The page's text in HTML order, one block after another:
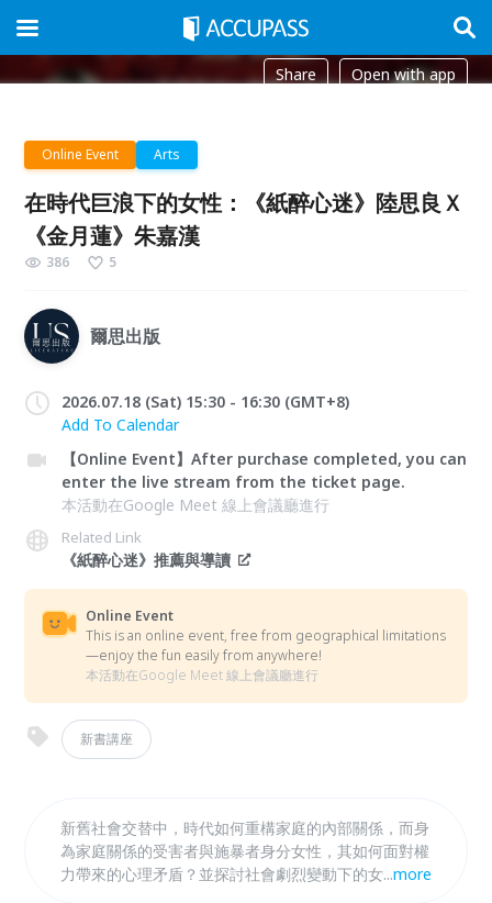
Share Open with app
Online Event Arts
在時代巨浪下的女性：《紙醉心迷》陸思良Ｘ
《金月蓮》朱嘉漢
386 5
爾思出版
2026.07.18 (Sat) 15:30 - 16:30 (GMT+8)
Add To Calendar
【Online Event】After purchase completed, you can
enter the live stream from the ticket page.
本活動在Google Meet 線上會議廳進行
Related Link
《紙醉心迷》推薦與導讀
Online Event
This is an online event, free from geographical limitations
—enjoy the fun easily from anywhere!
本活動在Google Meet 線上會議廳進行
新書講座
新舊社會交替中，時代如何重構家庭的內部關係，而身
為家庭關係的受害者與施暴者身分女性，其如何面對權
力帶來的心理矛盾？並探討社會劇烈變動下的女性困
...more